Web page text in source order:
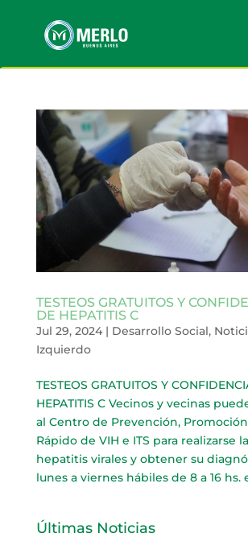
TESTEOS GRATUITOS Y
DE HEPATITIS C
Jul 29, 2024| Desarrollo Social,
Izquierdo
TESTEOS GRATUITOS Y
HEPATITIS C Vecinos y vecinas
al Centro de Prevención,
Rápido de VIH e ITS para realizarse
hepatitis virales y obtener su
lunes a viernes hábiles de 8 a 16 hs.
Últimas Noticias